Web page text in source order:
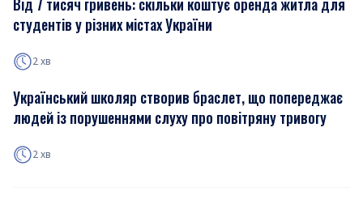
студентів у різних містах України
2 хв
Український школяр створив браслет, що попереджає
людей із порушеннями слуху про повітряну тривогу
2 хв